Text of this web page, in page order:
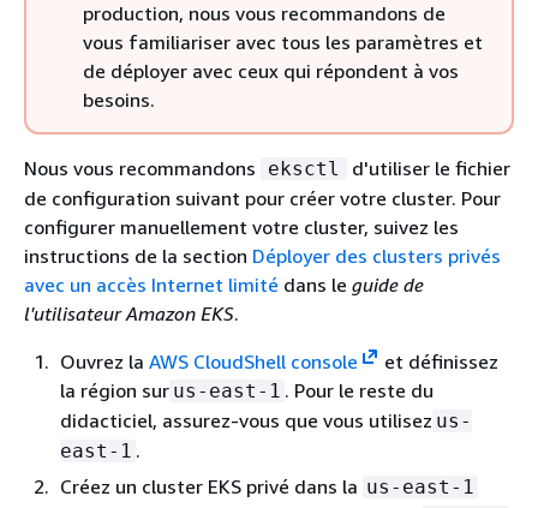
production, nous vous recommandons de
vous familiariser avec tous les paramètres et
de déployer avec ceux qui répondent à vos
besoins.
Nous vous recommandons eksctl
d'utiliser le fichier
de configuration suivant pour créer votre cluster. Pour
configurer manuellement votre cluster, suivez les
instructions de la section Déployer des clusters privés
avec un accès Internet limité dans le guide de
l'utilisateur Amazon EKS.
Ouvrez la AWS CloudShell console
et définissez
la région sur us-east-1 . Pour le reste du
didacticiel, assurez-vous que vous utilisez us-
east-1 .
Créez un cluster EKS privé dans la us-east-1